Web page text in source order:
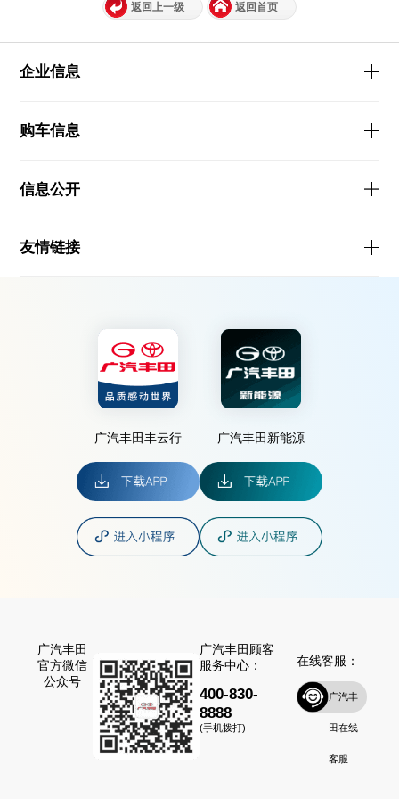
返回上一级 返回首页
企业信息
购车信息
信息公开
友情链接
广汽丰田丰云行 广汽丰田新能源
广汽丰田
官方微信
公众号
广汽丰田顾客
服务中心：
400-830-
8888
(手机拨打)
在线客服：
广汽丰
田在线
客服